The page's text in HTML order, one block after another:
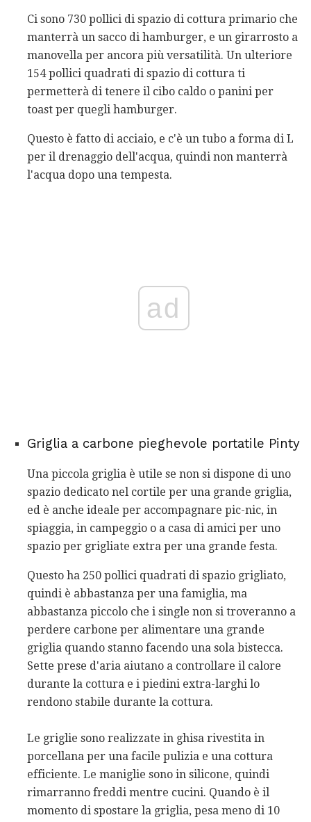
Ci sono 730 pollici di spazio di cottura primario che
manterrà un sacco di hamburger, e un girarrosto a
manovella per ancora più versatilità. Un ulteriore
154 pollici quadrati di spazio di cottura ti
permetterà di tenere il cibo caldo o panini per
toast per quegli hamburger.
Questo è fatto di acciaio, e c'è un tubo a forma di L
per il drenaggio dell'acqua, quindi non manterrà
l'acqua dopo una tempesta.
ad
Griglia a carbone pieghevole portatile Pinty
Una piccola griglia è utile se non si dispone di uno
spazio dedicato nel cortile per una grande griglia,
ed è anche ideale per accompagnare pic-nic, in
spiaggia, in campeggio o a casa di amici per uno
spazio per grigliate extra per una grande festa.
Questo ha 250 pollici quadrati di spazio grigliato,
quindi è abbastanza per una famiglia, ma
abbastanza piccolo che i single non si troveranno a
perdere carbone per alimentare una grande
griglia quando stanno facendo una sola bistecca.
Sette prese d'aria aiutano a controllare il calore
durante la cottura e i piedini extra-larghi lo
rendono stabile durante la cottura.
Le griglie sono realizzate in ghisa rivestita in
porcellana per una facile pulizia e una cottura
efficiente. Le maniglie sono in silicone, quindi
rimarranno freddi mentre cucini. Quando è il
momento di spostare la griglia, pesa meno di 10